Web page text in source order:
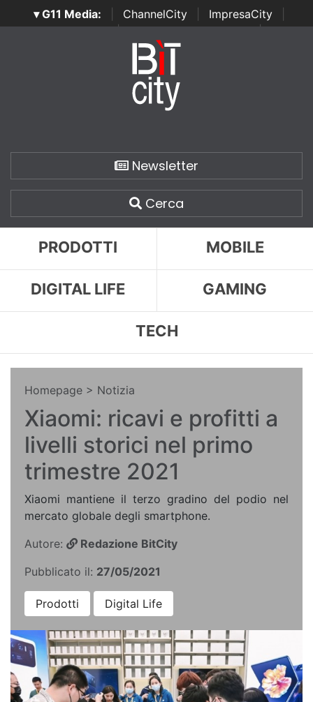
▾ G11 Media: ChannelCity ImpresaCity
SecurityOpenLab | Italian Channel Awards | Italian
Italian Security Awards
Newsletter
Cerca
PRODOTTI MOBILE
DIGITAL LIFE GAMING
TECH
Homepage > Notizia
Xiaomi: ricavi e profitti a
livelli storici nel primo
trimestre 2021
Xiaomi mantiene il terzo gradino del podio nel
mercato globale degli smartphone.
Autore:
Redazione BitCity
Pubblicato il: 27/05/2021
Prodotti Digital Life